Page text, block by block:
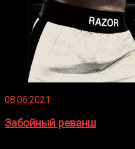
08.06.2021
Забойный реванш